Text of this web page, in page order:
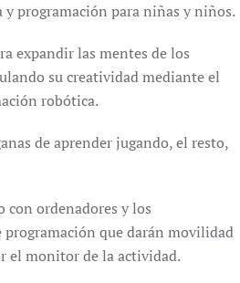
y programación para niñas y niños.
expandir las mentes de los
su creatividad mediante el
robótica.
de aprender jugando, el resto,
con ordenadores y los
programación que darán movilidad
el monitor de la actividad.